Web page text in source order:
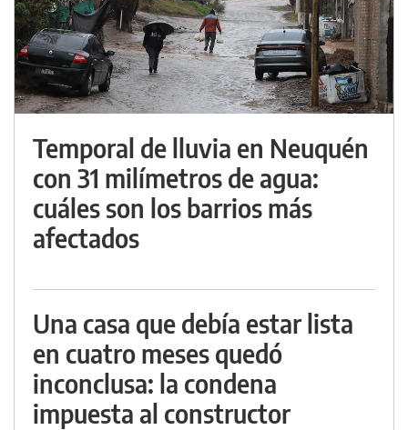
Temporal de lluvia en Neuquén
con 31 milímetros de agua:
cuáles son los barrios más
afectados
Una casa que debía estar lista
en cuatro meses quedó
inconclusa: la condena
impuesta al constructor